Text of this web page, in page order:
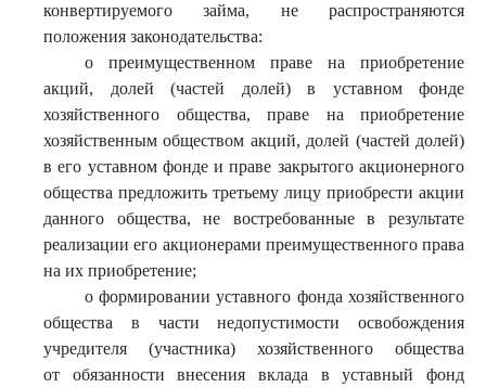
конвертируемого займа, не распространяются
положения законодательства:
о преимущественном праве на приобретение
акций, долей (частей долей) в уставном фонде
хозяйственного общества, праве на приобретение
хозяйственным обществом акций, долей (частей долей)
в его уставном фонде и праве закрытого акционерного
общества предложить третьему лицу приобрести акции
данного общества, не востребованные в результате
реализации его акционерами преимущественного права
на их приобретение;
о формировании уставного фонда хозяйственного
общества в части недопустимости освобождения
учредителя (участника) хозяйственного общества
от обязанности внесения вклада в уставный фонд